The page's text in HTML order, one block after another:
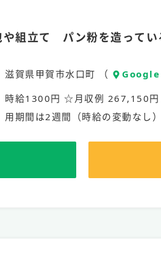
や組立て パン粉を造って
滋賀県甲賀市水口町 （
時給1300円 ☆月収例 267,150
用期間は2週間（時給の変動な